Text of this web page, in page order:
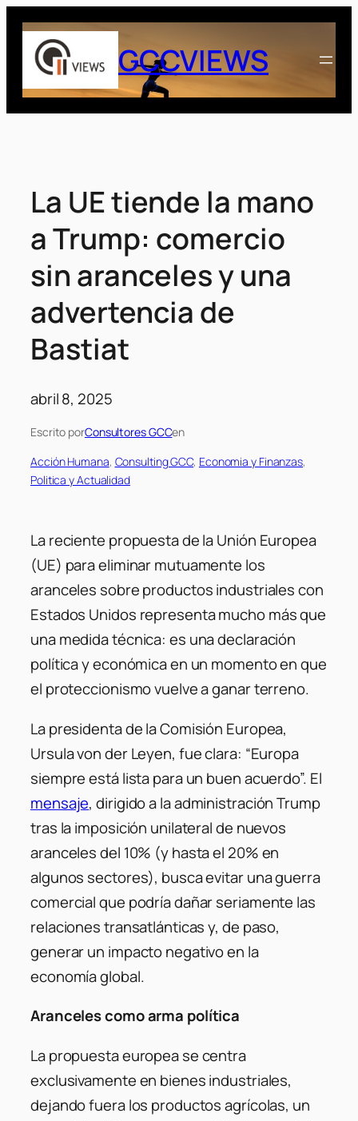
Saltar
contenido
GCCVIEWS
La UE tiende la mano
a Trump: comercio
sin aranceles y una
advertencia de
Bastiat
abril 8, 2025
Escrito porConsultores GCCen
Acción Humana, Consulting GCC, Economia y Finanzas
Politica y Actualidad
La reciente propuesta de la Unión Europea
(UE) para eliminar mutuamente los
aranceles sobre productos industriales con
Estados Unidos representa mucho más que
una medida técnica: es una declaración
política y económica en un momento en que
el proteccionismo vuelve a ganar terreno.
La presidenta de la Comisión Europea,
Ursula von der Leyen, fue clara: “Europa
siempre está lista para un buen acuerdo”. El
mensaje, dirigido a la administración Trump
tras la imposición unilateral de nuevos
aranceles del 10% (y hasta el 20% en
algunos sectores), busca evitar una guerra
comercial que podría dañar seriamente las
relaciones transatlánticas y, de paso,
generar un impacto negativo en la
economía global.
Aranceles como arma política
La propuesta europea se centra
exclusivamente en bienes industriales,
dejando fuera los productos agrícolas, un